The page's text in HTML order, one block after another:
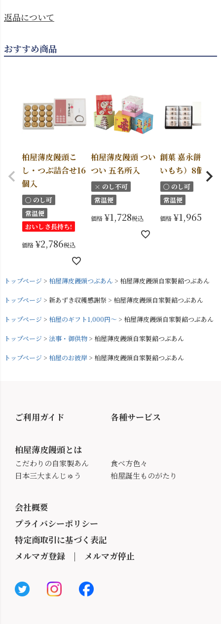
返品について
おすすめ商品
柏屋薄皮饅頭こ
し・つぶ詰合せ16
個入
〇 のし可
常温便
おいしさ長持ち!
価格 ¥2,786税込
柏屋薄皮饅頭 つい
つい 五名所入
× のし不可
常温便
価格 ¥1,728税込
創菓 嘉永餅（か
いもち）8個入
〇 のし可
常温便
価格 ¥1,965
トップページ 柏屋薄皮饅頭つぶあん 柏屋薄皮饅頭自家製餡つぶあん
トップページ 新あずき収穫感謝祭 柏屋薄皮饅頭自家製餡つぶあん
トップページ 柏屋のギフト1,000円～ 柏屋薄皮饅頭自家製餡つぶあん
トップページ 法事・御供物 柏屋薄皮饅頭自家製餡つぶあん
トップページ 柏屋のお彼岸 柏屋薄皮饅頭自家製餡つぶあん
ご利用ガイド 各種サービス
柏屋薄皮饅頭とは
こだわりの自家製あん
日本三大まんじゅう
食べ方色々
柏屋誕生ものがたり
会社概要
プライバシーポリシー
特定商取引に基づく表記
メルマガ登録 | メルマガ停止